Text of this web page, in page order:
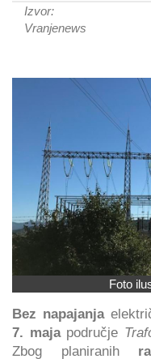
Izvor:
Vranjenews
Foto
Bez napajanja
7. majapodručje
Zbog planiranih